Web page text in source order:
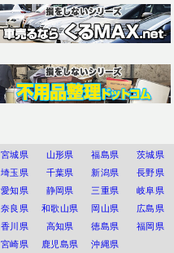
宮城県 山形県 福島県
茨城県
埼玉県 千葉県 新潟県
長野県
愛知県 静岡県 三重県
岐阜県
奈良県 和歌山県 岡山県
広島県
香川県 高知県 徳島県
福岡県
宮崎県 鹿児島県 沖縄県